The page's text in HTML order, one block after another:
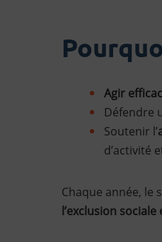
Agir
Défendre
Soutenir l’
d’activité
Chaque année, le
l’exclusion